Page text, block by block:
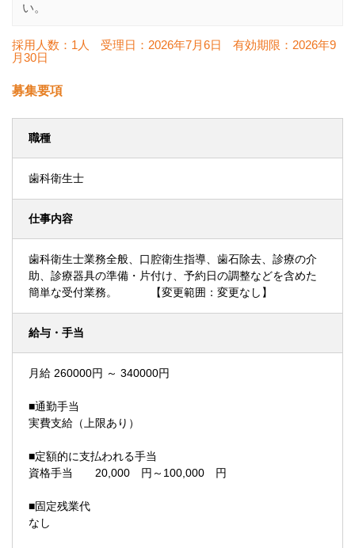
い。
採用人数：1人 受理日： 2026年7月6日 有効期限： 2026年9
月30日
募集要項
職種
歯科衛生士
仕事内容
歯科衛生士業務全般、口腔衛生指導、歯石除去、診療の介
助、診療器具の準備・片付け、予約日の調整などを含めた
簡単な受付業務。 【変更範囲：変更なし】
給与・手当
月給 260000円 ～ 340000円
■通勤手当
実費支給（上限あり）
■定額的に支払われる手当
資格手当 20,000 円～100,000 円
■固定残業代
なし